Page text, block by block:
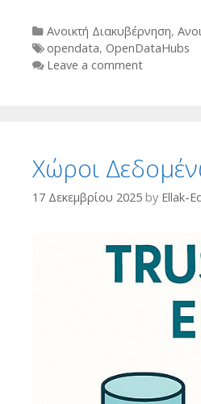
Categories
Ανοικτή Διακυβέρνηση,
Tags
opendata, OpenDataHubs
Leave a comment
Χώροι
17 Δεκεμβρίου 2025 by Ellak-